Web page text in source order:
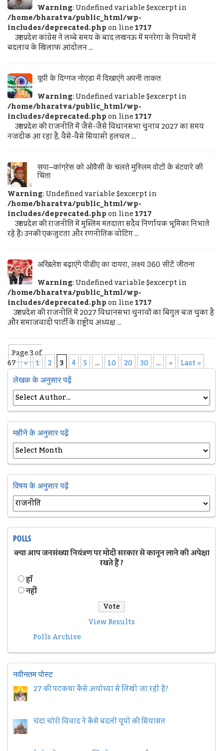
Warning: Undefined variable $excerpt in
/home/bharatva/public_html/wp-
includes/deprecated.phpon line1717
उत्तर प्रदेश कांग्रेस ने लम्बे समय के बाद लखनऊ में मनरेगा के नियमों में
बदलाव के खिलाफ आंदोलन ...
यूपी के दिग्गज नोएडा में दिखाएंगे अपनी ताकत
Warning: Undefined variable $excerpt in
/home/bharatva/public_html/wp-
includes/deprecated.phpon line1717
उत्तर प्रदेश की राजनीति में जैसे-जैसे विधानसभा चुनाव 2027 का समय
नजदीक आ रहा है, वैसे-वैसे सियासी हलचल ...
सपा–कांग्रेस को ओवैसी के चलते मुस्लिम वोटों के बंटवारे की
चिंता
Warning: Undefined variable $excerpt in
/home/bharatva/public_html/wp-
includes/deprecated.phpon line1717
उत्तर प्रदेश की राजनीति में मुस्लिम मतदाता सदैव निर्णायक भूमिका निभाते
रहे हैं। उनकी एकजुटता और रणनीतिक वोटिंग ...
अखिलेश बढ़ाएंगे पीडीए का दायरा, लक्ष्य 360 सीटें जीतना
Warning: Undefined variable $excerpt in
/home/bharatva/public_html/wp-
includes/deprecated.phpon line1717
उत्तर प्रदेश की राजनीति में 2027 विधानसभा चुनावों का बिगुल बज चुका है
और समाजवादी पार्टी के राष्ट्रीय अध्यक्ष ...
Page 3 of
67 « 1 2 3 4 5 ... 10 20 30 ... » Last »
लेखक के अनुसार पढ़ें
महीने के अनुसार पढ़ें
विषय के अनुसार पढ़ें
POLLS
क्या आप जनसंख्या नियंत्रण पर मोदी सरकार से कानून लाने की अपेक्षा
रखते हैं ?
हॉं
नहीं
View Results
Polls Archive
नवीनतम पोस्ट
27 की पटकथा कैसे अयोध्या से लिखी जा रही है?
चंदा चोरी विवाद ने कैसे बदली यूपी की सियासत